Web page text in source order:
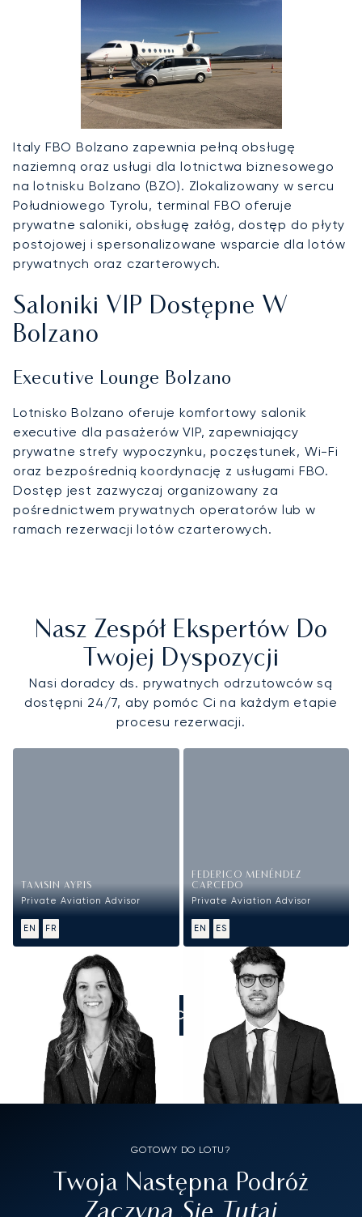
Italy FBO Bolzano zapewnia pełną obsługę
naziemną oraz usługi dla lotnictwa biznesowego
na lotnisku Bolzano (BZO). Zlokalizowany w sercu
Południowego Tyrolu, terminal FBO oferuje
prywatne saloniki, obsługę załóg, dostęp do płyty
postojowej i spersonalizowane wsparcie dla lotów
prywatnych oraz czarterowych.
Saloniki VIP Dostępne W
Bolzano
Executive Lounge Bolzano
Lotnisko Bolzano oferuje komfortowy salonik
executive dla pasażerów VIP, zapewniający
prywatne strefy wypoczynku, poczęstunek, Wi-Fi
oraz bezpośrednią koordynację z usługami FBO.
Dostęp jest zazwyczaj organizowany za
pośrednictwem prywatnych operatorów lub w
ramach rezerwacji lotów czarterowych.
Nasz Zespół Ekspertów Do
Twojej Dyspozycji
Nasi doradcy ds. prywatnych odrzutowców są
dostępni 24/7, aby pomóc Ci na każdym etapie
procesu rezerwacji.
TAMSIN AYRIS
Private Aviation Advisor
EN FR
FEDERICO MENÉNDEZ
CARCEDO
Private Aviation Advisor
EN ES
ZADZWOŃCIE DO NAS
GOTOWY DO LOTU?
Twoja Następna Podróż